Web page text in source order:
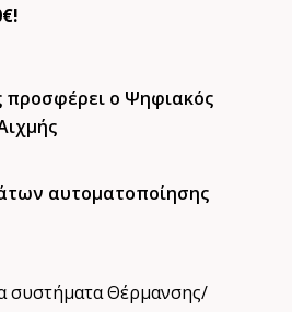
προσφέρει ο Ψηφιακός
αυτοματοποίησης
συστήματα Θέρμανσης/